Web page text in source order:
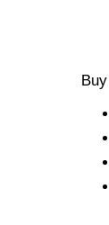
Buy